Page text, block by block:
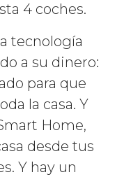
4 coches.
tecnología
a su dinero:
para que
la casa. Y
Home,
desde tus
Y hay un